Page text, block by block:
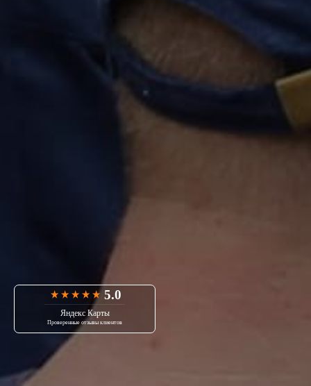
5.0
Яндекс Карты
Проверенные отзывы клиентов